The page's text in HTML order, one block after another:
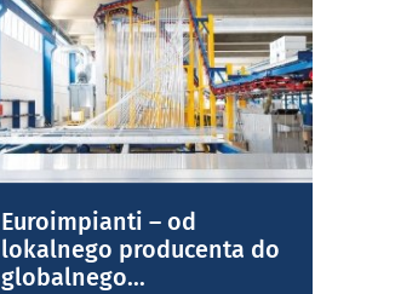
Euroimpianti – od
lokalnego producenta do
globalnego...